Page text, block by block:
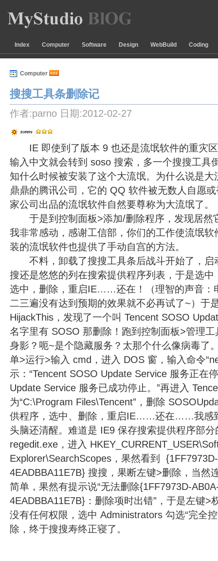
Index Computer Software Design WebBuild Coding
Computer
搜搜工具条删除记
作者:parno 日期:2012-02-27
IE 即使到了版本 9 也还是流氓软件的重灾区
输入中文就会转到 soso 搜索，多一个搜搜工具
知什么时候被安装了这个大流氓。为什么说是
鼎鼎的腾讯公司，它的 QQ 软件被无数人自愿
家公司出品的流氓软件自然要尊称为大流氓了。
于是到控制面板>添加/删除程序，发现居然
我非常感动，感谢工信部，你们的工作使流氓
装的流氓软件也提供了手动自宫的方法。
不料，卸载了搜搜工具条后战斗开始了，启
搜还是悠悠的列在搜索提供程序列表，于是选
选中，删除，重启IE……还在！（理智的声音：
二三遍没有达到预期的效果就不必再试了~）于
HijackThis，发现了一个叫 Tencent SOSO
名字里有 SOSO 那删除！跑到控制面板>管理
身影？呃~是个隐藏服务？太那个什么像病毒了
单>运行>输入 cmd，进入 DOS 窗，输入命令
示：“Tencent SOSO Update Service 服务正在
Update Service 服务已成功停止。”再进入
为“C:\Program Files\Tencent”，删除
供程序，选中、删除，重启IE……还在……我感
头脑还清醒。难道是 IE9 保存搜索提供程序部
regedit.exe，进入
Explorer\SearchScopes，果然看到
4EADBBA11E7B} 搜搜，果断左键>删除，当然
简单，果然有提示说“无法删除{1FF7973D-
4EADBBA11E7B}：删除项时出错”，于是左键>
没有任何权限，选中 Administrators 勾选“完全
除，终于搜搜寿终正寝了。